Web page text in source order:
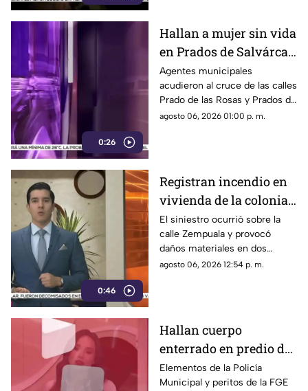
0:26
Hallan a mujer sin vida
en Prados de Salvárcar;
cuerpo no presentaba
huellas de violencia
Agentes municipales
acudieron al cruce de las calles
Prado de las Rosas y Prados de
Azucenas tras el reporte del
agosto 06, 2026 01:00 p. m.
0:46
Registran incendio en
vivienda de la colonia
Fronteriza; bomberos
controlan las llamas
El siniestro ocurrió sobre la
calle Zempuala y provocó
daños materiales en dos
habitaciones; Protección Civil
agosto 06, 2026 12:54 p. m.
Hallan cuerpo
enterrado en predio de
la colonia División del
Norte en Chihuahua
Elementos de la Policía
Municipal y peritos de la FGE